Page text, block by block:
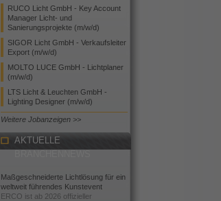
RUCO Licht GmbH - Key Account
Manager Licht- und
Sanierungsprojekte (m/w/d)
SIGOR Licht GmbH - Verkaufsleiter
Export (m/w/d)
MOLTO LUCE GmbH - Lichtplaner
(m/w/d)
LTS Licht & Leuchten GmbH -
Lighting Designer (m/w/d)
Weitere Jobanzeigen >>
AKTUELLE
Maßgeschneiderte Lichtlösung für ein
weltweit führendes Kunstevent
ERCO ist ab 2026 offizieller